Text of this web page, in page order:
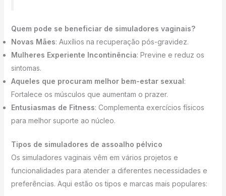
Quem pode se beneficiar de simuladores vaginais?
Novas Mães: Auxílios na recuperação pós-gravidez.
Mulheres Experiente Incontinência: Previne e reduz os
sintomas.
Aqueles que procuram melhor bem-estar sexual:
Fortalece os músculos que aumentam o prazer.
Entusiasmas de Fitness: Complementa exercícios físicos
para melhor suporte ao núcleo.
Tipos de simuladores de assoalho pélvico
Os simuladores vaginais vêm em vários projetos e
funcionalidades para atender a diferentes necessidades e
preferências. Aqui estão os tipos e marcas mais populares: